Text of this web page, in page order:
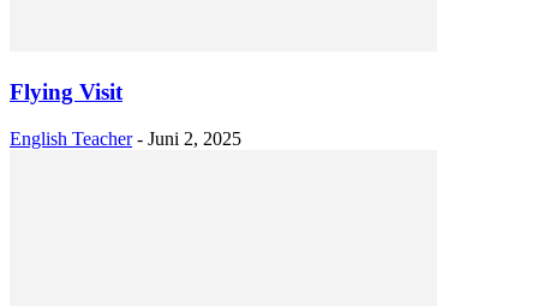
Flying Visit
English Teacher - Juni 2, 2025